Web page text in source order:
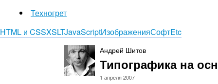
Техногрет
HTML и CSSXSLTJavaScriptИзображенияСофтEtc
Андрей Шитов
Типографика на
1 апреля 2007